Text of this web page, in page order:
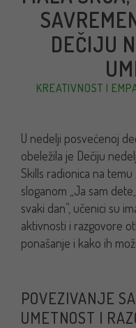
DEČIJU
KREATIVNOST I
U nedelji posvećenoj
obeležila je Dečiju
Skills radionica na
sloganom „Ja sam
svaki dan”, učenici su
aktivnosti i razgovore
ponašanje i kako ih
POVEZIVANJE
UMETNOST I